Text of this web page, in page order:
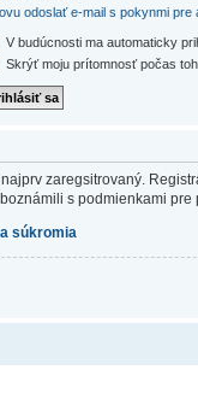
odoslať e-mail s pokynmi pre
V budúcnosti ma automaticky
Skrýť moju prítomnosť počas
zaregsitrovaný.
s podmienkami
súkromia